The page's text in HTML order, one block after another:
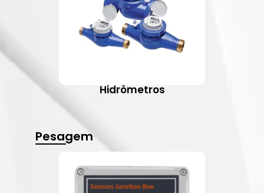
Hidrômetros
Pesagem